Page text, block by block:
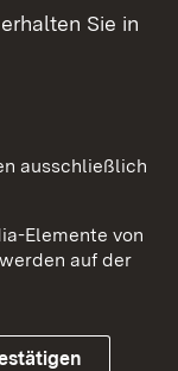
Sie in
ausschließlich
Elemente von
auf der